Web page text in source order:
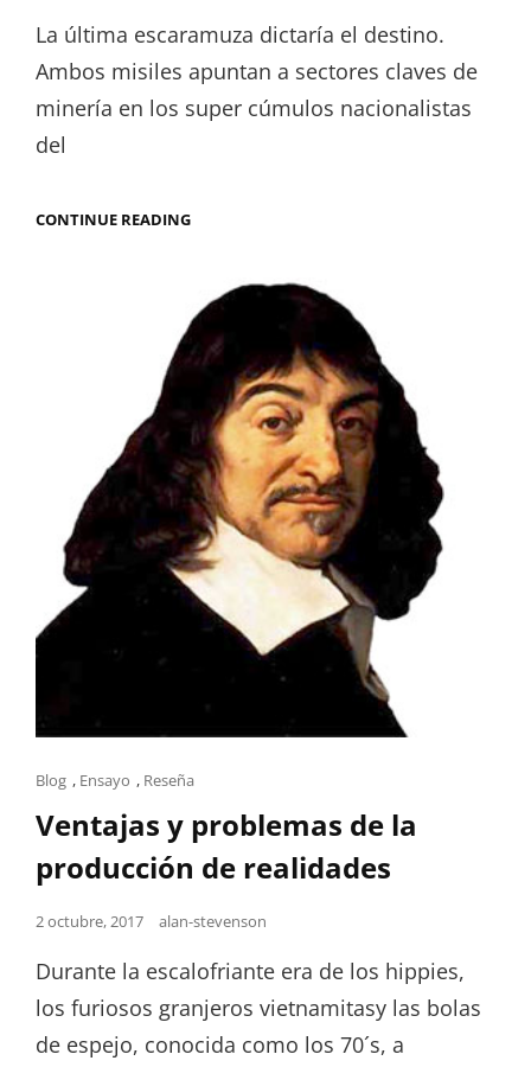
La última escaramuza dictaría el destino.
Ambos misiles apuntan a sectores claves de
minería en los super cúmulos nacionalistas
del
CONTINUE READINGLA
Cat
Blog , Ensayo , Reseña
Ventajas y problemas de la
producción de realidades
Posted
2 octubre, 2017 alan-stevenson
Durante la escalofriante era de los hippies,
los furiosos granjeros vietnamitasy las bolas
de espejo, conocida como los 70´s, a